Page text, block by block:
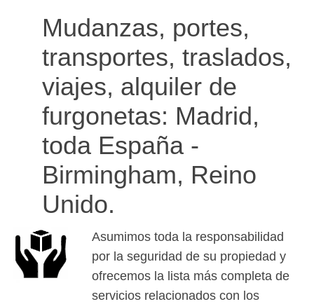
Mudanzas, portes,
transportes, traslados,
viajes, alquiler de
furgonetas: Madrid,
toda España -
Birmingham, Reino
Unido.
Asumimos toda la responsabilidad
por la seguridad de su propiedad y
ofrecemos la lista más completa de
servicios relacionados con los